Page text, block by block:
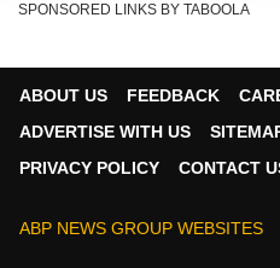
SPONSORED LINKS BY TABOOLA
ABOUT US FEEDBACK
ADVERTISE WITH US
PRIVACY POLICY
CONTACT
ABP NEWS GROUP WEBSITES